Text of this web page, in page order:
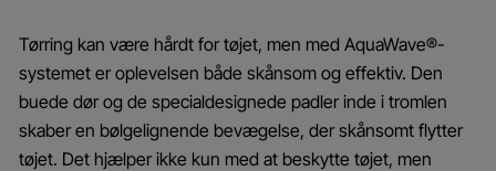
Tørring kan være hårdt for tøjet, men med AquaWave®-
systemet er oplevelsen både skånsom og effektiv. Den
buede dør og de specialdesignede padler inde i tromlen
skaber en bølgelignende bevægelse, der skånsomt flytter
tøjet. Det hjælper ikke kun med at beskytte tøjet, men